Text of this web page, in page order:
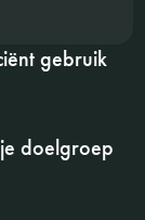
gebruik
doelgroep